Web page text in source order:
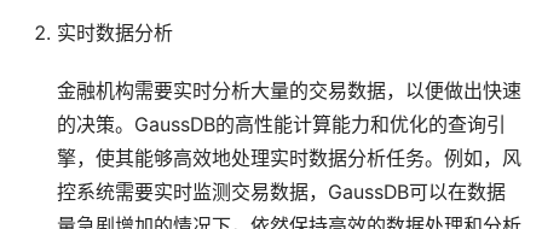
实时数据分析
金融机构需要实时分析大量的交易数据，以便做出快速
的决策。GaussDB的高性能计算能力和优化的查询引
擎，使其能够高效地处理实时数据分析任务。例如，风
控系统需要实时监测交易数据，GaussDB可以在数据